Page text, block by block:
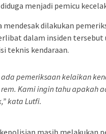
menjadi pemicu
mendesak dilakukan
dalam insiden tersebut
teknis kendaraan.
pemeriksaan kelaikan
Kami ingin tahu apakah
kata Lutfi.